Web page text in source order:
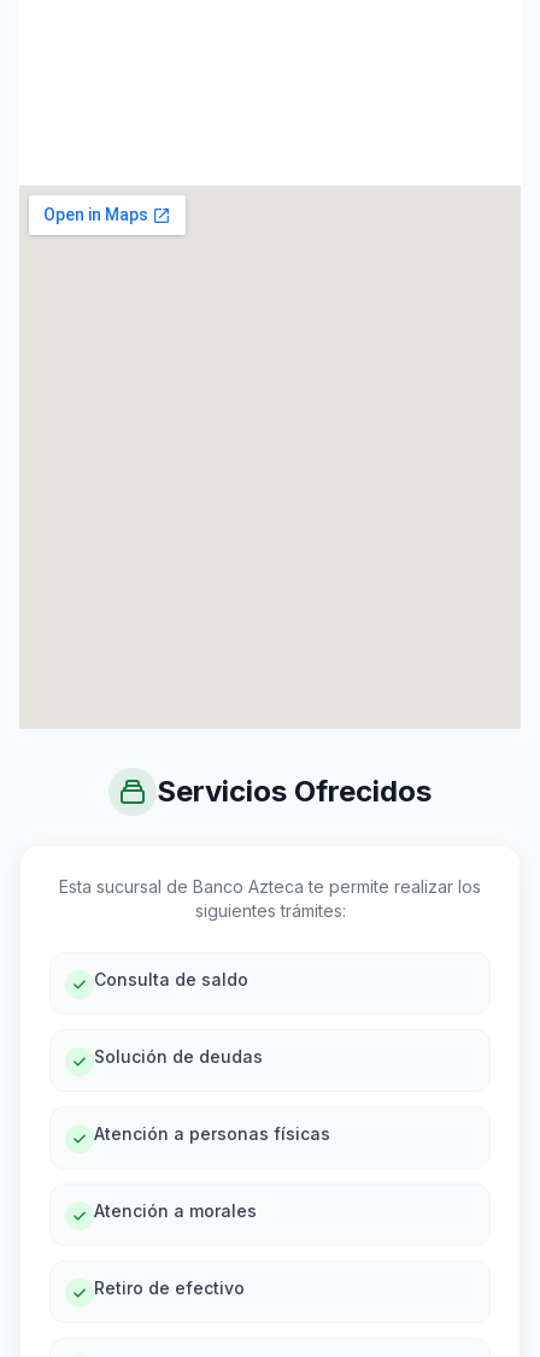
Servicios Ofrecidos
Esta sucursal de Banco Azteca te permite realizar los
siguientes trámites:
Consulta de saldo
Solución de deudas
Atención a personas físicas
Atención a morales
Retiro de efectivo